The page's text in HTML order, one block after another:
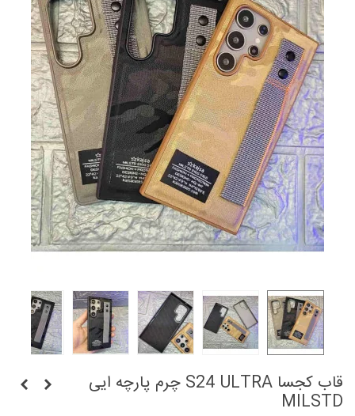
قاب کجسا S24 ULTRA چرم پارچه ایی
MILSTD